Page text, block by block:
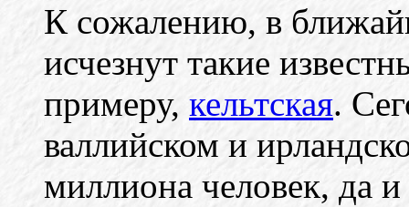
К сожалению, в
исчезнут такие
примеру, кельтская.
валлийском и
миллиона человек, да